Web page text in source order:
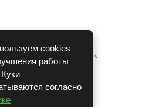
системе для авторазборок
CARRO.БИЗНЕС
Полная версия
2026 г.
cookies
работы
согласно